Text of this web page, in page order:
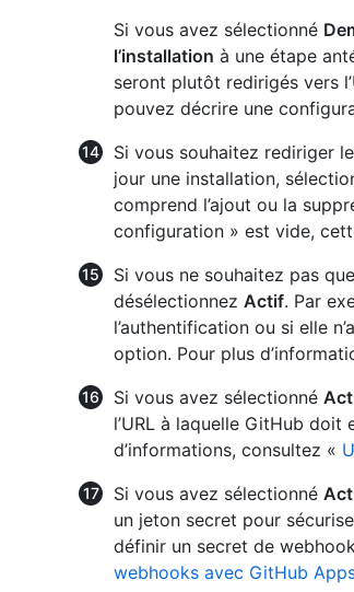
Si vous avez sélectionné
l’installation à une étape
seront plutôt redirigés vers
pouvez décrire une
Si vous souhaitez rediriger
jour une installation,
comprend l’ajout ou la
configuration » est vide,
Si vous ne souhaitez pas
désélectionnez Actif. Par
l’authentification ou si elle
option. Pour plus
Si vous avez sélectionné
l’URL à laquelle GitHub
d’informations, consultez «
Si vous avez sélectionné
un jeton secret pour
définir un secret de
webhooks avec GitHub